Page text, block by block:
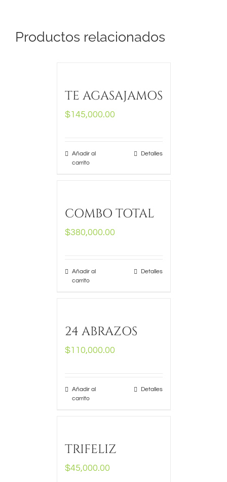
Productos relacionados
TE AGASAJAMOS
$145,000.00
Añadir al
carrito
Detalles
COMBO TOTAL
$380,000.00
Añadir al
carrito
Detalles
24 ABRAZOS
$110,000.00
Añadir al
carrito
Detalles
TRIFELIZ
$45,000.00